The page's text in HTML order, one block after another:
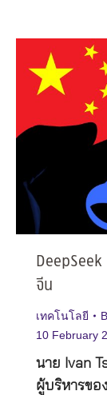
จีน
เทคโนโลยี
10 February
นาย Ivan
ผู้บริหารขอ